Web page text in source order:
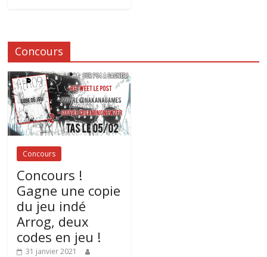
Concours
Concours
Concours !
Gagne une copie
du jeu indé
Arrog, deux
codes en jeu !
31 janvier 2021